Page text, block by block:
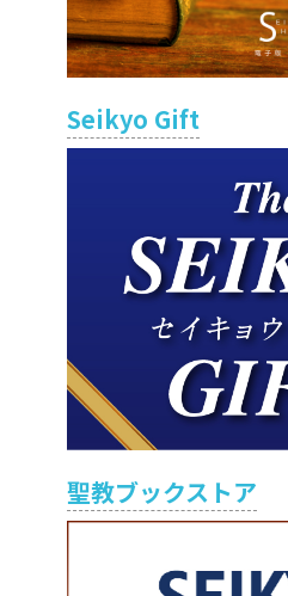
Seikyo Gift
聖教ブックストア